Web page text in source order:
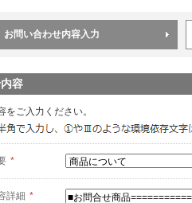
お問い合わせ内容入力
容
をご入力ください。
*
詳細 *